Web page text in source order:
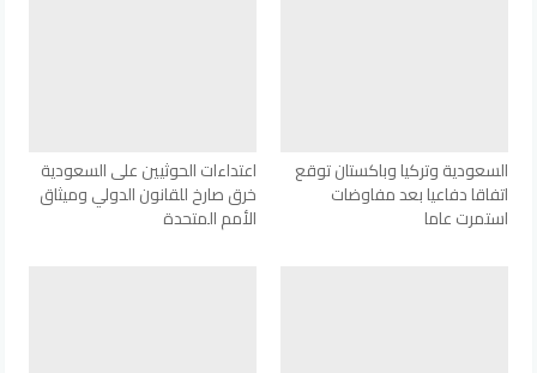
السعودية وتركيا وباكستان توقع
اتفاقا دفاعيا بعد مفاوضات
استمرت عاما
اعتداءات الحوثيين على السعودية
خرق صارخ للقانون الدولي وميثاق
الأمم المتحدة